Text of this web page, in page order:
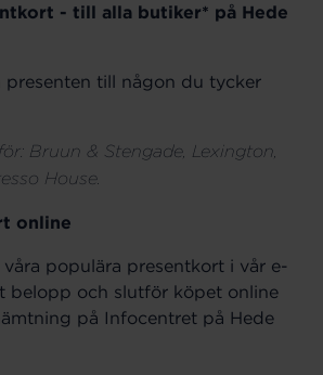
- till alla butiker* på Hede
presenten till någon du tycker
Bruun & Stengade, Lexington,
House.
online
populära presentkort i vår e-
belopp och slutför köpet online
på Infocentret på Hede